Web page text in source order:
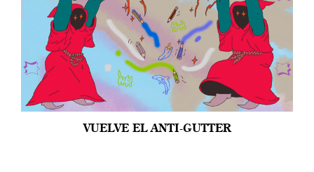
VUELVE EL ANTI-GUTTER